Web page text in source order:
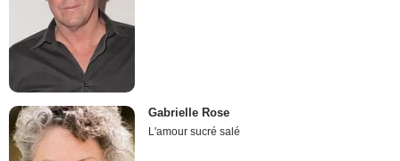
Gabrielle Rose
L'amour sucré salé